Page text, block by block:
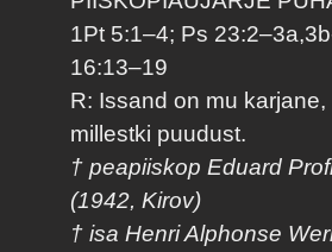
1Pt 5:1–4; Ps
16:13–19
R: Issand on mu karjane,
millestki puudust.
† peapiiskop Eduard
(1942, Kirov)
† isa Henri Alphonse